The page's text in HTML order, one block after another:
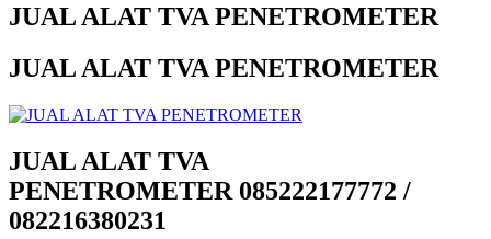
JUAL ALAT TVA PENETROMETER
JUAL ALAT TVA PENETROMETER
JUAL ALAT TVA
PENETROMETER 085222177772 /
082216380231